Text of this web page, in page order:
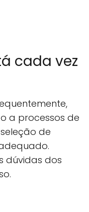
cada vez
a processos de
de
dúvidas dos